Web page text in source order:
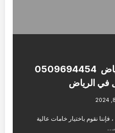
تركيب سواتر الرياض 0509694454
في الرياض
نقوم باختيار خامات عالية